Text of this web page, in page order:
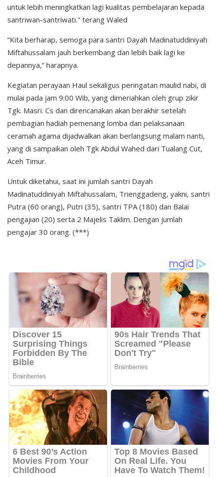
untuk lebih meningkatkan lagi kualitas pembelajaran kepada
santriwan-santriwati." terang Waled
“Kita berharap, semoga para santri Dayah Madinatuddiniyah
Miftahussalam jauh berkembang dan lebih baik lagi ke
depannya,” harapnya.
Kegiatan perayaan Haul sekaligus peringatan maulid nabi, di
mulai pada jam 9:00 Wib, yang dimeriahkan oleh grup zikir
Tgk. Masri. Cs dan direncanakan akan berakhir setelah
pembagian hadiah pemenang lomba dan pelaksanaan
ceramah agama dijadwalkan akan berlangsung malam nanti,
yang di sampaikan oleh Tgk Abdul Wahed dari Tualang Cut,
Aceh Timur.
Untuk diketahui, saat ini jumlah santri Dayah
Madinatuddiniyah Miftahussalam, Trienggadeng, yakni, santri
Putra (60 orang), Putri (35), santri TPA (180) dan Balai
pengajian (20) serta 2 Majelis Taklim. Dengan jumlah
pengajar 30 orang. (***)